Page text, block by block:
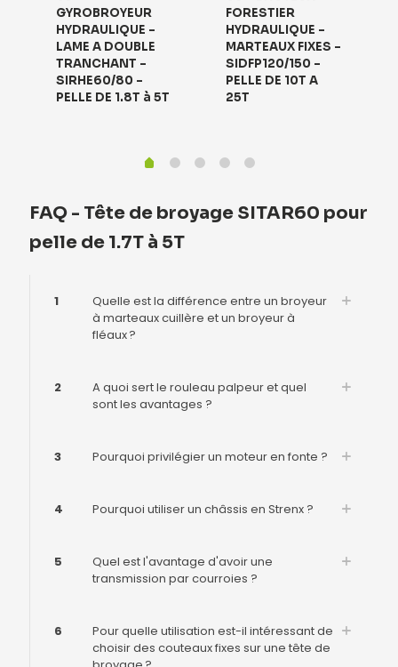
GYROBROYEUR
HYDRAULIQUE –
LAME A DOUBLE
TRANCHANT –
SIRHE60/80 –
PELLE DE 1.8T à 5T
FORESTIER
HYDRAULIQUE –
MARTEAUX FIXES –
SIDFP120/150 –
PELLE DE 10T A
25T
FAQ - Tête de broyage SITAR60 pour
pelle de 1.7T à 5T
1
Quelle est la différence entre un broyeur
à marteaux cuillère et un broyeur à
fléaux ?
2
A quoi sert le rouleau palpeur et quel
sont les avantages ?
3 Pourquoi privilégier un moteur en fonte ?
4 Pourquoi utiliser un châssis en Strenx ?
5
Quel est l'avantage d'avoir une
transmission par courroies ?
6
Pour quelle utilisation est-il intéressant de
choisir des couteaux fixes sur une tête de